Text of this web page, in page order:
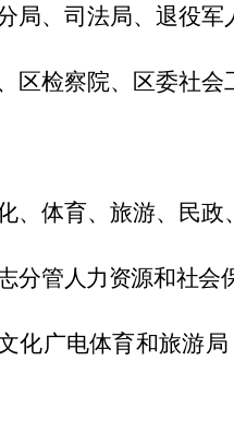
局、司法局、退役军
区检察院、区委社
、体育、旅游、 民政
分管人力资源和社会
化广电体育和旅游